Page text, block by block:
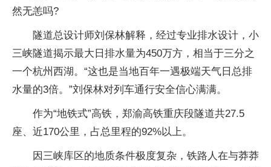
然无恙吗?
隧道总设计师刘保林解释，经过专业排水设计，小
三峡隧道揭示最大日排水量为450万方，相当于三分之
一个杭州西湖。“这也是当地百年一遇极端天气日总排
水量的3倍。”刘保林对列车通行安全信心满满。
作为“地铁式”高铁，郑渝高铁重庆段隧道共27.5
座、近170公里，占总里程的92%以上。
因三峡库区的地质条件极度复杂，铁路人在与莽莽